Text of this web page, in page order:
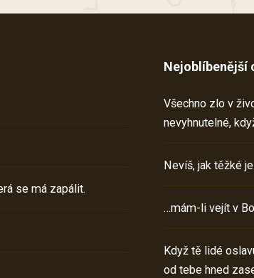
se má zapálit.
Nejoblíbenější
Všechno zlo v
nevyhnutelné,
Nevíš, jak těžké
…mám-li vejít v
Když tě lidé
od tebe hned